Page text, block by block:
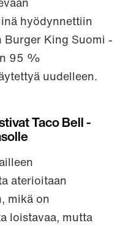
hyödynnettiin
Burger King Suomi -
95 %
uudelleen.
Taco Bell -
aterioitaan
mikä on
loistavaa, mutta